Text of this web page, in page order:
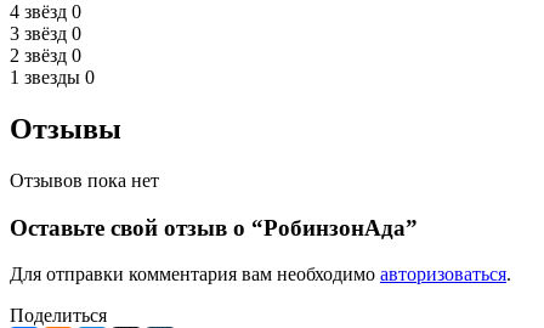
4 звёзд 0
3 звёзд 0
2 звёзд 0
1 звезды 0
Отзывы
Отзывов пока нет
Оставьте свой отзыв о “РобинзонАда”
Для отправки комментария вам необходимо авторизоваться.
Поделиться